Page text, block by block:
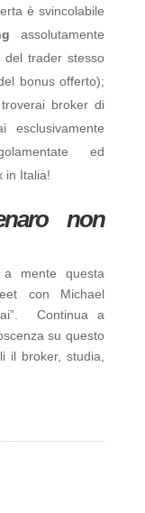
è svincolabile
assolutamente
del trader stesso
bonus offerto);
broker di
esclusivamente
ed
in Italia!
non
mente questa
con Michael
Continua a
su questo
il broker, studia,